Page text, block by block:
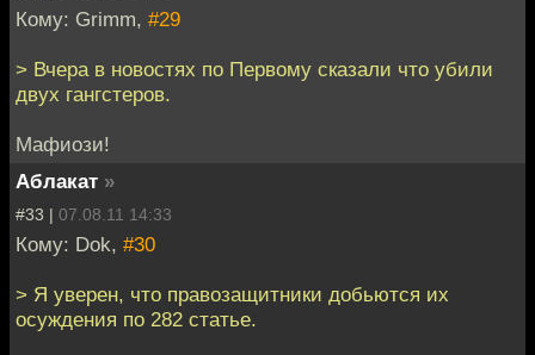
Кому: Grimm, #29
> Вчера в новостях по Первому сказали что убили
двух гангстеров.
Мафиози!
Аблакат »
#33 | 07.08.11 14:33
Кому: Dok, #30
> Я уверен, что правозащитники добьются их
осуждения по 282 статье.